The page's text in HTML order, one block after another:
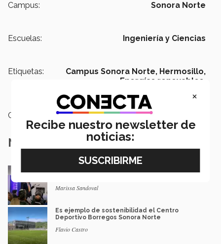
Campus: Sonora Norte
Escuelas: Ingeniería y Ciencias
Etiquetas: Campus Sonora Norte, Hermosillo,
Energías renovables,
Categoría:
Notas Relacionadas
Marissa Sandoval
Es ejemplo de sostenibilidad el Centro
Deportivo Borregos Sonora Norte
Flavio Castro
×
Recibe nuestro newsletter de
noticias: